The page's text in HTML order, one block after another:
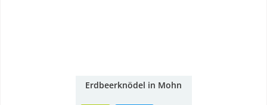
Erdbeerknödel in Mohn